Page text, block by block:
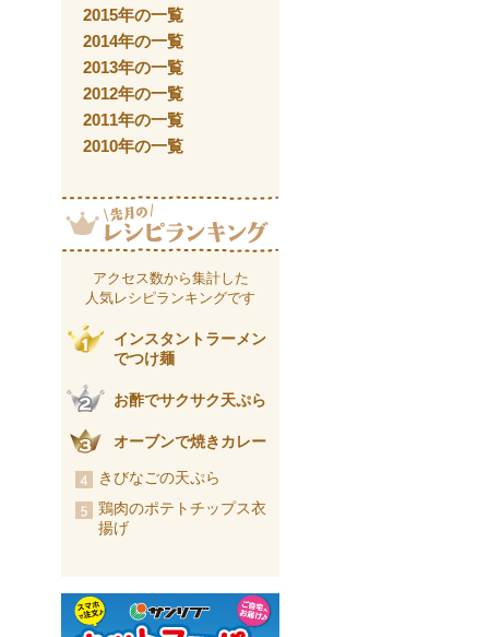
2015年の一覧
2014年の一覧
2013年の一覧
2012年の一覧
2011年の一覧
2010年の一覧
アクセス数から集計した
人気レシピランキングです
インスタントラーメン
でつけ麺
お酢でサクサク天ぷら
オーブンで焼きカレー
きびなごの天ぷら
鶏肉のポテトチップス衣
揚げ